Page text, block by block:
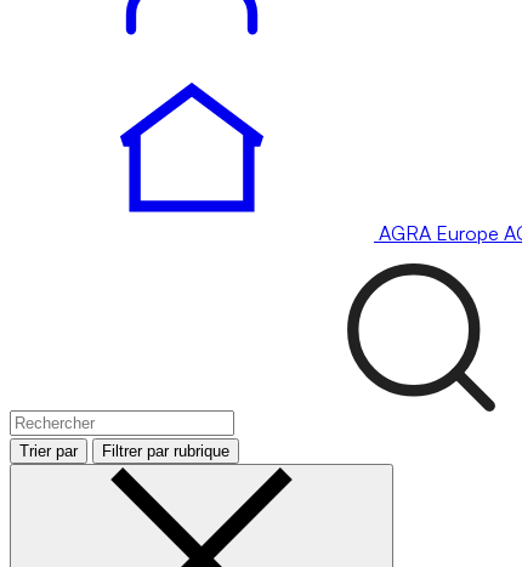
AGRA Europe
Trier par Filtrer par rubrique